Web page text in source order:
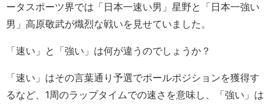
ータスポーツ界では「日本一速い男」星野と「日本一強い
男」高原敬武が熾烈な戦いを見せていました。
「速い」と「強い」は何が違うのでしょうか？
「速い」はその言葉通り予選でポールポジションを獲得す
るなど、1周のラップタイムでの速さを意味し、「強い」は